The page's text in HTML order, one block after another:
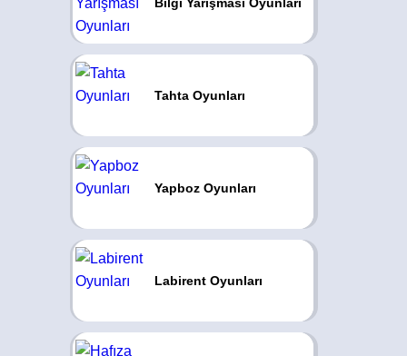
Tahta Oyunları
Yapboz Oyunları
Labirent Oyunları